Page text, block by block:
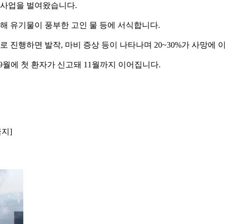
업을 벌여왔습니다.
유기물이 풍부한 고인 물 등에 서식합니다.
진행하면 발작, 마비 증상 등이 나타나며 20~30%가 사망에
에 첫 환자가 신고돼 11월까지 이어집니다.
지]